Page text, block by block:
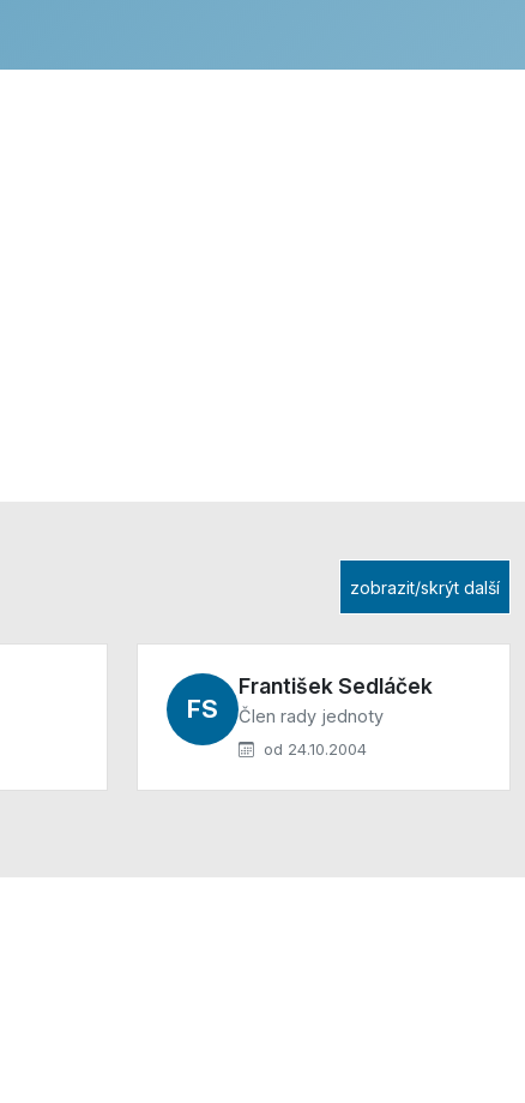
zobrazit/skrýt další
FS
František Sedláček
Člen rady jednoty
od 24.10.2004